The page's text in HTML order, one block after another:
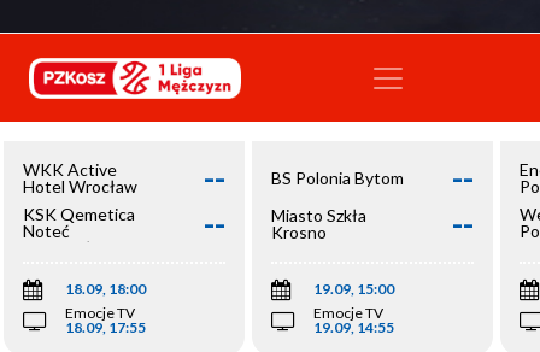
WKK Active
Hotel Wrocław
--
KSK Qemetica
Noteć
Inowrocław
--
18.09, 18:00
Emocje TV
18.09, 17:55
BS Polonia Bytom --
Miasto Szkła
Krosno
--
19.09, 15:00
Emocje TV
19.09, 14:55